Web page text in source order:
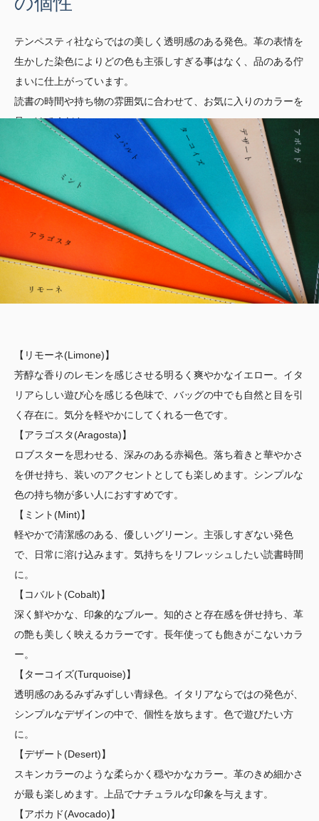
テンペスティ社ならではの美しく透明感のある発色。革の表情を
生かした染色によりどの色も主張しすぎる事はなく、品のある佇
まいに仕上がっています。
読書の時間や持ち物の雰囲気に合わせて、お気に入りのカラーを
見つけてください。
【リモーネ(Limone)】
芳醇な香りのレモンを感じさせる明るく爽やかなイエロー。イタ
リアらしい遊び心を感じる色味で、バッグの中でも自然と目を引
く存在に。気分を軽やかにしてくれる一色です。
【アラゴスタ(Aragosta)】
ロブスターを思わせる、深みのある赤褐色。落ち着きと華やかさ
を併せ持ち、装いのアクセントとしても楽しめます。シンプルな
色の持ち物が多い人におすすめです。
【ミント(Mint)】
軽やかで清潔感のある、優しいグリーン。主張しすぎない発色
で、日常に溶け込みます。気持ちをリフレッシュしたい読書時間
に。
【コバルト(Cobalt)】
深く鮮やかな、印象的なブルー。知的さと存在感を併せ持ち、革
の艶も美しく映えるカラーです。長年使っても飽きがこないカラ
ー。
【ターコイズ(Turquoise)】
透明感のあるみずみずしい青緑色。イタリアならではの発色が、
シンプルなデザインの中で、個性を放ちます。色で遊びたい方
に。
【デザート(Desert)】
スキンカラーのような柔らかく穏やかなカラー。革のきめ細かさ
が最も楽しめます。上品でナチュラルな印象を与えます。
【アボカド(Avocado)】